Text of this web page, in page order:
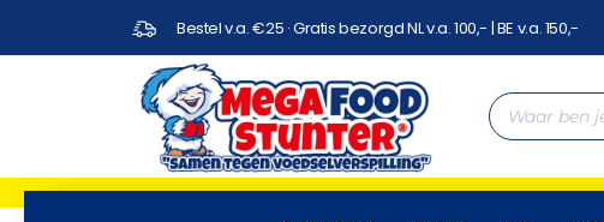
Bestel v.a. €25 · Gratis bezorgd NL v.a. 100,- | BE v.a. 150,-